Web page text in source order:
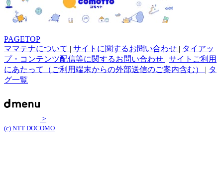
PAGETOP
ママテナについて | サイトに関するお問い合わせ | タイアッ
プ・コンテンツ配信等に関するお問い合わせ | サイトご利用
にあたって（ご利用端末からの外部送信のご案内含む） | タ
グ一覧
>
(c) NTT DOCOMO